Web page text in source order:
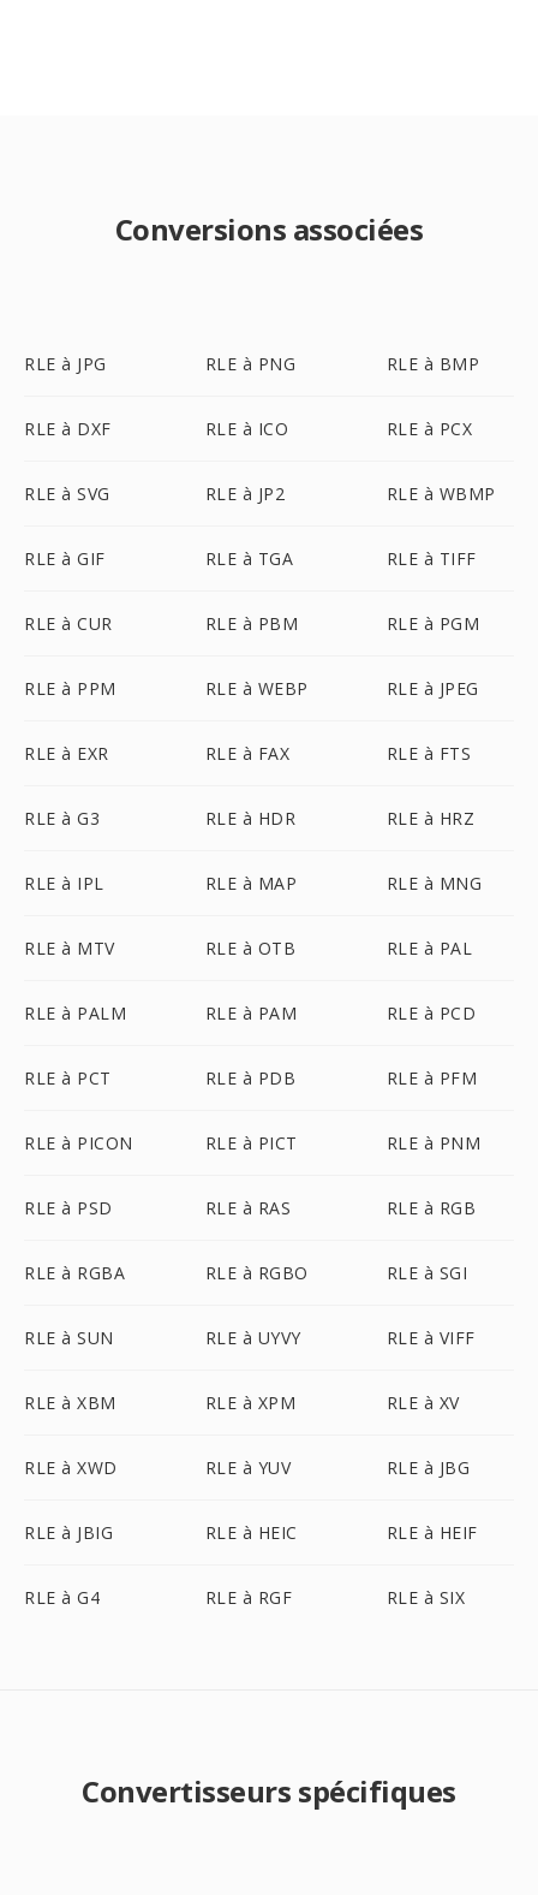
Conversions associées
RLE à JPG RLE à PNG RLE à BMP
RLE à DXF RLE à ICO RLE à PCX
RLE à SVG RLE à JP2 RLE à WBMP
RLE à GIF RLE à TGA RLE à TIFF
RLE à CUR RLE à PBM RLE à PGM
RLE à PPM RLE à WEBP RLE à JPEG
RLE à EXR RLE à FAX RLE à FTS
RLE à G3 RLE à HDR RLE à HRZ
RLE à IPL RLE à MAP RLE à MNG
RLE à MTV RLE à OTB RLE à PAL
RLE à PALM RLE à PAM RLE à PCD
RLE à PCT RLE à PDB RLE à PFM
RLE à PICON RLE à PICT RLE à PNM
RLE à PSD RLE à RAS RLE à RGB
RLE à RGBA RLE à RGBO RLE à SGI
RLE à SUN RLE à UYVY RLE à VIFF
RLE à XBM RLE à XPM RLE à XV
RLE à XWD RLE à YUV RLE à JBG
RLE à JBIG RLE à HEIC RLE à HEIF
RLE à G4 RLE à RGF RLE à SIX
Convertisseurs spécifiques